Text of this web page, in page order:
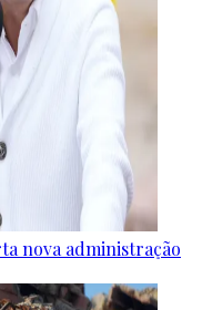
nova administração